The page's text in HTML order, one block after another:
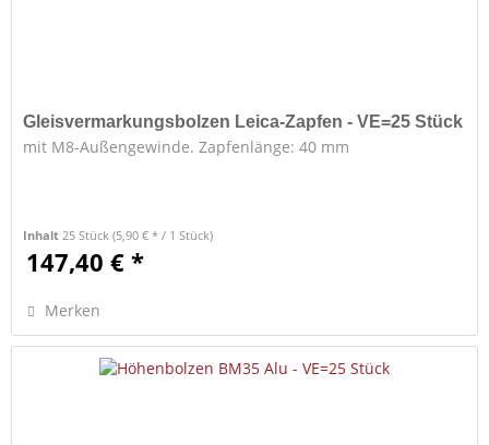
Gleisvermarkungsbolzen Leica-Zapfen - VE=25 Stück
mit M8-Außengewinde. Zapfenlänge: 40 mm
Inhalt25 Stück(5,90 € * / 1 Stück)
147,40 € *
Merken